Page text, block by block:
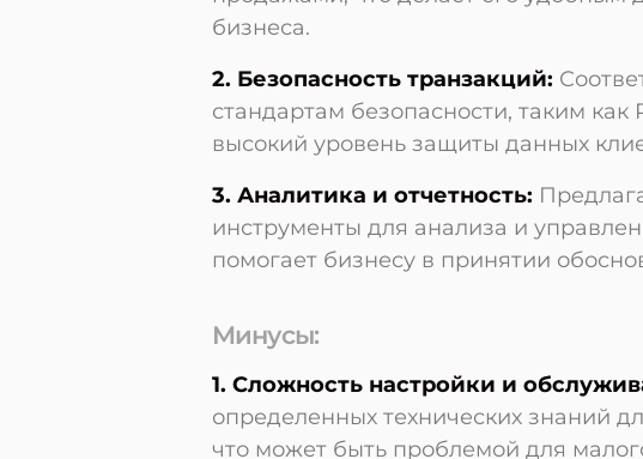
бизнеса.
2. Безопасность транзакций:
стандартам безопасности, таким как
высокий уровень защиты данных
3. Аналитика и отчетность:
инструменты для анализа и
помогает бизнесу в принятии
Минусы:
1. Сложность настройки и
определенных технических знаний
что может быть проблемой для